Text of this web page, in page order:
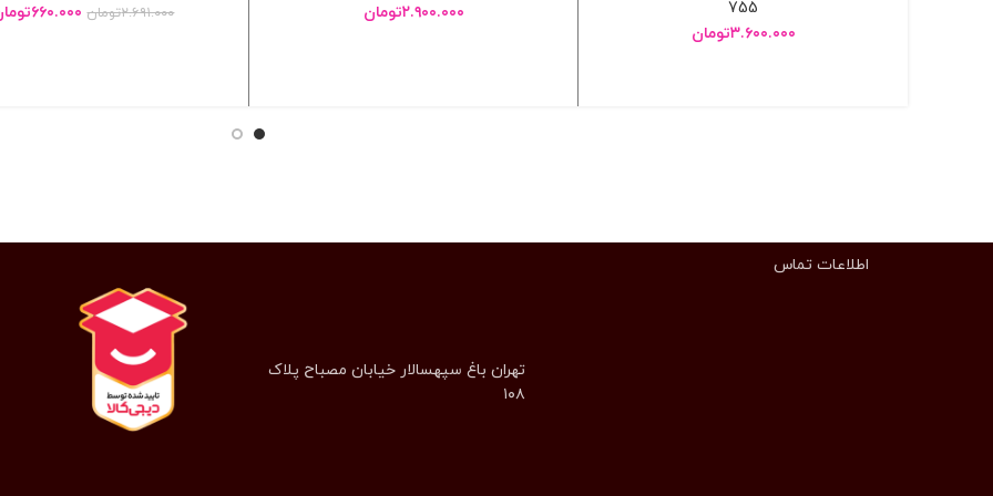
755
۳.۶۰۰.۰۰۰تومان
۲.۹۰۰.۰۰۰تومان ۲.۶۹۱.۰۰۰تومان ۶۶۰.۰۰۰
اطلاعات تماس
تهران باغ سپهسالار خیابان مصباح پلاک
۱۰۸